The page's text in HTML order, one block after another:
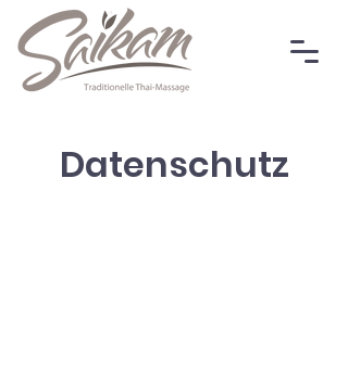
Datenschutz